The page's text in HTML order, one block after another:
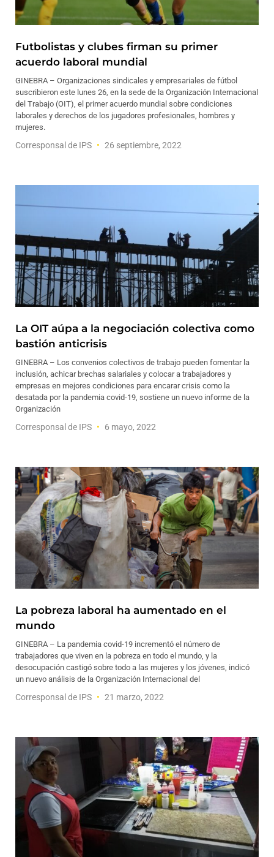
Futbolistas y clubes firman su primer
acuerdo laboral mundial
GINEBRA – Organizaciones sindicales y empresariales de fútbol
suscribieron este lunes 26, en la sede de la Organización Internacional
del Trabajo (OIT), el primer acuerdo mundial sobre condiciones
laborales y derechos de los jugadores profesionales, hombres y
mujeres.
Corresponsal de IPS 26 septiembre, 2022
La OIT aúpa a la negociación colectiva como
bastión anticrisis
GINEBRA – Los convenios colectivos de trabajo pueden fomentar la
inclusión, achicar brechas salariales y colocar a trabajadores y
empresas en mejores condiciones para encarar crisis como la
desatada por la pandemia covid-19, sostiene un nuevo informe de la
Organización
Corresponsal de IPS 6 mayo, 2022
La pobreza laboral ha aumentado en el
mundo
GINEBRA – La pandemia covid-19 incrementó el número de
trabajadores que viven en la pobreza en todo el mundo, y la
desocupación castigó sobre todo a las mujeres y los jóvenes, indicó
un nuevo análisis de la Organización Internacional del
Corresponsal de IPS 21 marzo, 2022